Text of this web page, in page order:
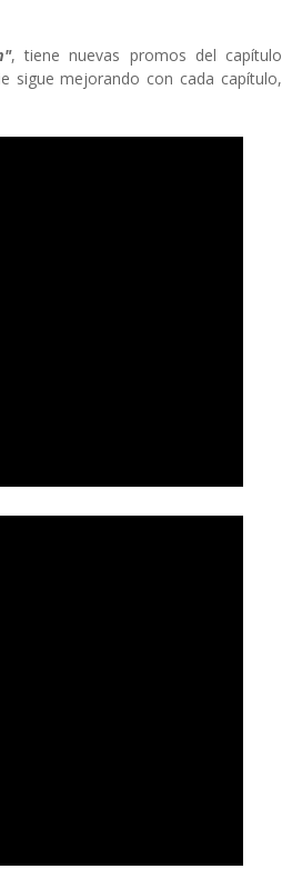
, tiene nuevas promos del capítulo
sigue mejorando con cada capítulo,